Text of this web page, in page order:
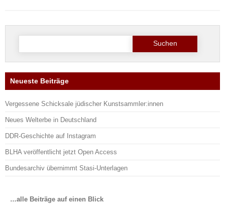
Suche
Neueste Beiträge
Vergessene Schicksale jüdischer Kunstsammler:innen
Neues Welterbe in Deutschland
DDR-Geschichte auf Instagram
BLHA veröffentlicht jetzt Open Access
Bundesarchiv übernimmt Stasi-Unterlagen
…alle Beiträge auf einen Blick